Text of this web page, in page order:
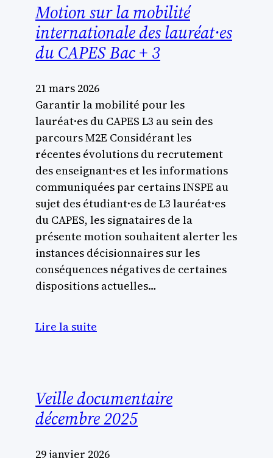
Motion sur la mobilité
internationale des lauréat·es
du CAPES Bac + 3
21 mars 2026
Garantir la mobilité pour les
lauréat·es du CAPES L3 au sein des
parcours M2E Considérant les
récentes évolutions du recrutement
des enseignant·es et les informations
communiquées par certains INSPE au
sujet des étudiant·es de L3 lauréat·es
du CAPES, les signataires de la
présente motion souhaitent alerter les
instances décisionnaires sur les
conséquences négatives de certaines
dispositions actuelles…
Lire la suite
Veille documentaire
décembre 2025
29 janvier 2026